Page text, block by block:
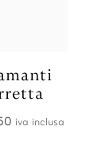
iva inclusa